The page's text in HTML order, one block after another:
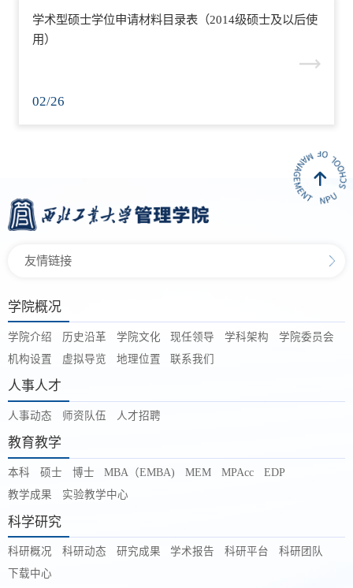
学术型硕士学位申请材料目录表（2014级硕士及以后使
用）
02/26
友情链接
学院概况
学院介绍 历史沿革 学院文化 现任领导 学科架构
学院委员会
机构设置
虚拟导览 地理位置 联系我们
人事人才
人事动态 师资队伍 人才招聘
教育教学
本科 硕士 博士 MBA（EMBA) MEM MPAcc
EDP
教学成果
实验教学中心
科学研究
科研概况 科研动态 研究成果 学术报告 科研平台
科研团队
下载中心